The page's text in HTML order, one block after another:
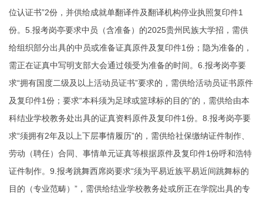
位认证书”2份，并供给成就单翻译件及翻译机构停业执照复印件1
份。5.报考岗亭要求中员（含准备）的2025贵州民族大学招，需供
给组织部分出具的中员或准备证真原件及复印件1份；隐为准备的，
需正在证真中写明支部大会通过领受为准备的时间。6.报考岗亭要
求“拥有国度二级及以上活动员证书”要求的，需供给活动员证书原件
及复印件1份；要求“本科须为足球或篮球标的目的”的，需供给由本
科结业学校教务处出具的证真资料原件及复印件1份。8.报考岗亭要
求“须拥有2年及以上下层事情履历”的，需供给社保缴纳证件制作
劳动（聘任）合同、事情单元证真等根据原件及复印件1份呼和浩特
证件制作。9.报考跳舞西席岗要求“须为平易近族平易近间跳舞标的
目的（专业范畴）”，需供给结业学校教务处或所正在学院出具的专